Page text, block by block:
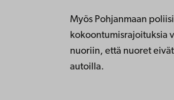
Myös Pohjanmaan
kokoontumisrajoituksia
nuoriin, että nuoret
autoilla.